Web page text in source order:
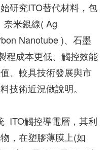
研究ITO替代材料，包
奈米銀線( Ag
Nanotube )、石墨
程成本更低、觸控效能
、較具技術發展與市
技術近況做說明。
ITO觸控導電層，其利
，在塑膠薄膜上(如